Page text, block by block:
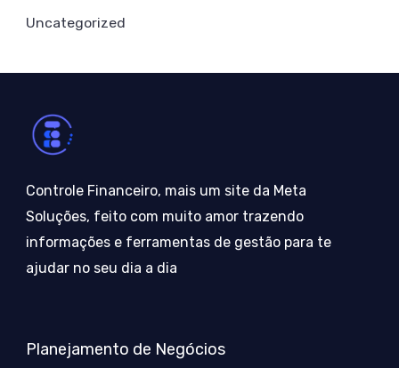
Uncategorized
Controle Financeiro, mais um site da Meta
Soluções, feito com muito amor trazendo
informações e ferramentas de gestão para te
ajudar no seu dia a dia
Planejamento de Negócios